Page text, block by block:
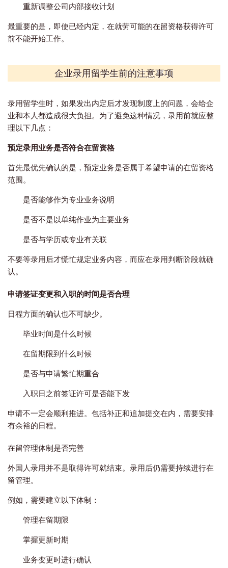
重新调整公司内部接收计划
最重要的是，即使已经内定，在就劳可能的在留资格获得许可
前不能开始工作。
企业录用留学生前的注意事项
录用留学生时，如果发出内定后才发现制度上的问题，会给企
业和本人都造成很大负担。为了避免这种情况，录用前就应整
理以下几点：
预定录用业务是否符合在留资格
首先最优先确认的是，预定业务是否属于希望申请的在留资格
范围。
是否能够作为专业业务说明
是否不是以单纯作业为主要业务
是否与学历或专业有关联
不要等录用后才慌忙规定业务内容，而应在录用判断阶段就确
认。
申请签证变更和入职的时间是否合理
日程方面的确认也不可缺少。
毕业时间是什么时候
在留期限到什么时候
是否与申请繁忙期重合
入职日之前签证许可是否能下发
申请不一定会顺利推进。包括补正和追加提交在内，需要安排
有余裕的日程。
在留管理体制是否完善
外国人录用并不是取得许可就结束。录用后仍需要持续进行在
留管理。
例如，需要建立以下体制：
管理在留期限
掌握更新时期
业务变更时进行确认